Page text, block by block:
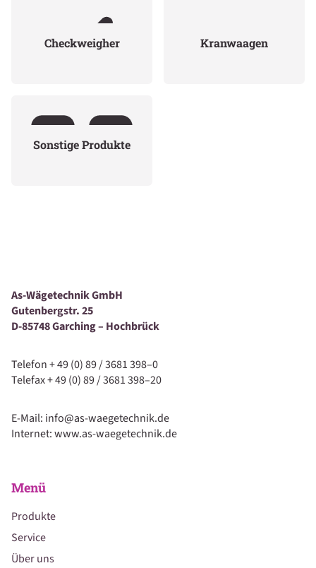
Checkweigher Kranwaagen
Sonstige Produkte
As-Wägetechnik GmbH
Gutenbergstr. 25
D-85748 Garching – Hochbrück
Telefon + 49 (0) 89 / 3681 398–0
Telefax + 49 (0) 89 / 3681 398–20
E-Mail: info@as-waegetechnik.de
Internet: www.as-waegetechnik.de
Menü
Produkte
Service
Über uns